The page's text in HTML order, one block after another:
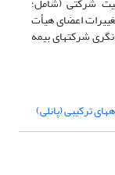
اعضای هیأت
شرکتهای بیمه
ترکیبی (پانلی)